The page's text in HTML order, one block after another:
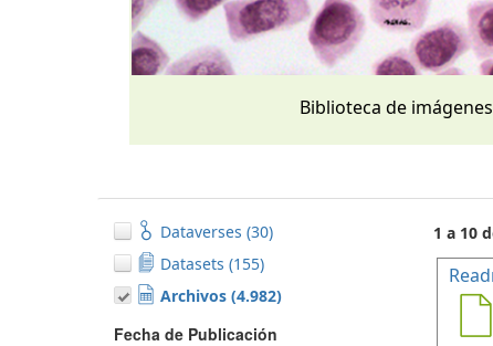
Biblioteca de
Dataverses (30)
Datasets (155)
Archivos (4.982)
Fecha de Publicación
1 a 10